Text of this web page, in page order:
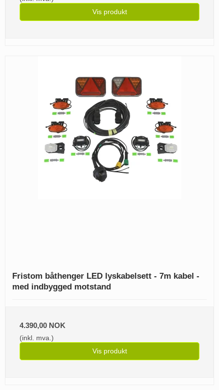
Vis produkt
Fristom båthenger LED lyskabelsett - 7m kabel -
med indbygged motstand
4.390,00 NOK
(inkl. mva.)
Vis produkt